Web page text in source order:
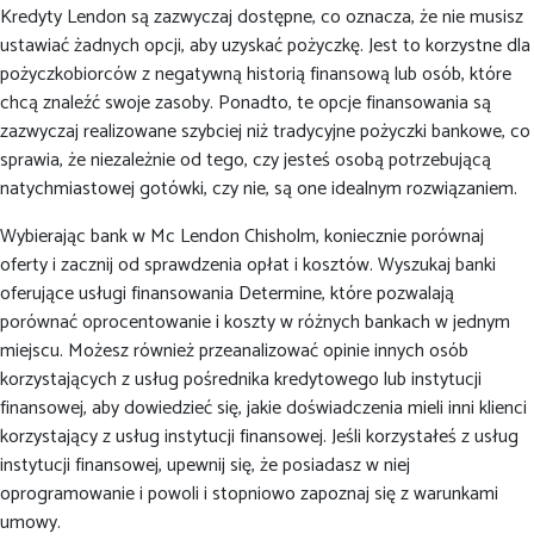
Kredyty Lendon są zazwyczaj dostępne, co oznacza, że nie musisz
ustawiać żadnych opcji, aby uzyskać pożyczkę. Jest to korzystne dla
pożyczkobiorców z negatywną historią finansową lub osób, które
chcą znaleźć swoje zasoby. Ponadto, te opcje finansowania są
zazwyczaj realizowane szybciej niż tradycyjne pożyczki bankowe, co
sprawia, że niezależnie od tego, czy jesteś osobą potrzebującą
natychmiastowej gotówki, czy nie, są one idealnym rozwiązaniem.
Wybierając bank w Mc Lendon Chisholm, koniecznie porównaj
oferty i zacznij od sprawdzenia opłat i kosztów. Wyszukaj banki
oferujące usługi finansowania Determine, które pozwalają
porównać oprocentowanie i koszty w różnych bankach w jednym
miejscu. Możesz również przeanalizować opinie innych osób
korzystających z usług pośrednika kredytowego lub instytucji
finansowej, aby dowiedzieć się, jakie doświadczenia mieli inni klienci
korzystający z usług instytucji finansowej. Jeśli korzystałeś z usług
instytucji finansowej, upewnij się, że posiadasz w niej
oprogramowanie i powoli i stopniowo zapoznaj się z warunkami
umowy.